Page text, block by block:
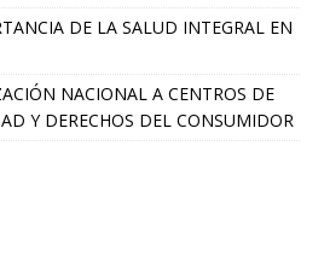
DE LA SALUD INTEGRAL EN
NACIONAL A CENTROS DE
Y DERECHOS DEL CONSUMIDOR